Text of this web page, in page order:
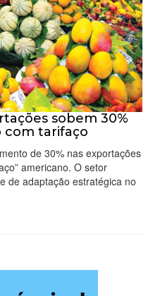
sobem 30%
com tarifaço
de 30% nas exportações
americano. O setor
de adaptação estratégica no